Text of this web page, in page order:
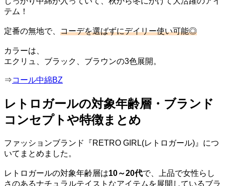
テム！
定番の無地で、 コーデを選ばずにデイリー使い可能◎
カラーは、
エクリュ、ブラック、ブラウンの3色展開。
⇒コール中綿BZ
レトロガールの対象年齢層・ブランド
コンセプトや特徴まとめ
ファッションブランド『RETRO GIRL(レトロガール)』につ
いてまとめました。
レトロガールの対象年齢層は10～20代で、上品で女性らし
さのあるナチュラルテイストなアイテムを展開しているブラ